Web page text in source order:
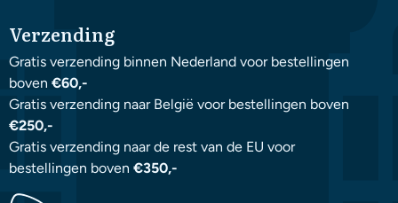
Verzending
Gratis verzending binnen Nederland voor bestellingen
boven €60,-
Gratis verzending naar België voor bestellingen boven
€250,-
Gratis verzending naar de rest van de EU voor
bestellingen boven €350,-